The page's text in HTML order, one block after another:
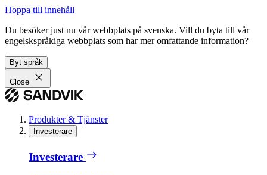
Hoppa till innehåll
Du besöker just nu vår webbplats på svenska. Vill du byta till vår
engelskspråkiga webbplats som har mer omfattande information?
Byt språk
Close
Produkter & Tjänster
Investerare
Investerare